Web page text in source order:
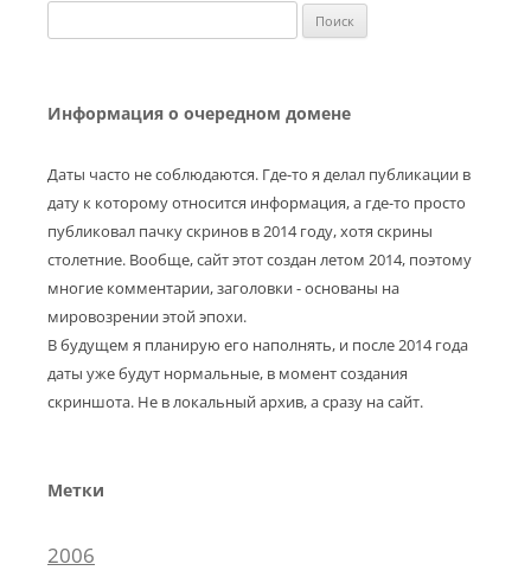
Информация о очередном домене
Даты часто не соблюдаются. Где-то я делал публикации в
дату к которому относится информация, а где-то просто
публиковал пачку скринов в 2014 году, хотя скрины
столетние. Вообще, сайт этот создан летом 2014, поэтому
многие комментарии, заголовки - основаны на
мировозрении этой эпохи.
В будущем я планирую его наполнять, и после 2014 года
даты уже будут нормальные, в момент создания
скриншота. Не в локальный архив, а сразу на сайт.
Метки
2006